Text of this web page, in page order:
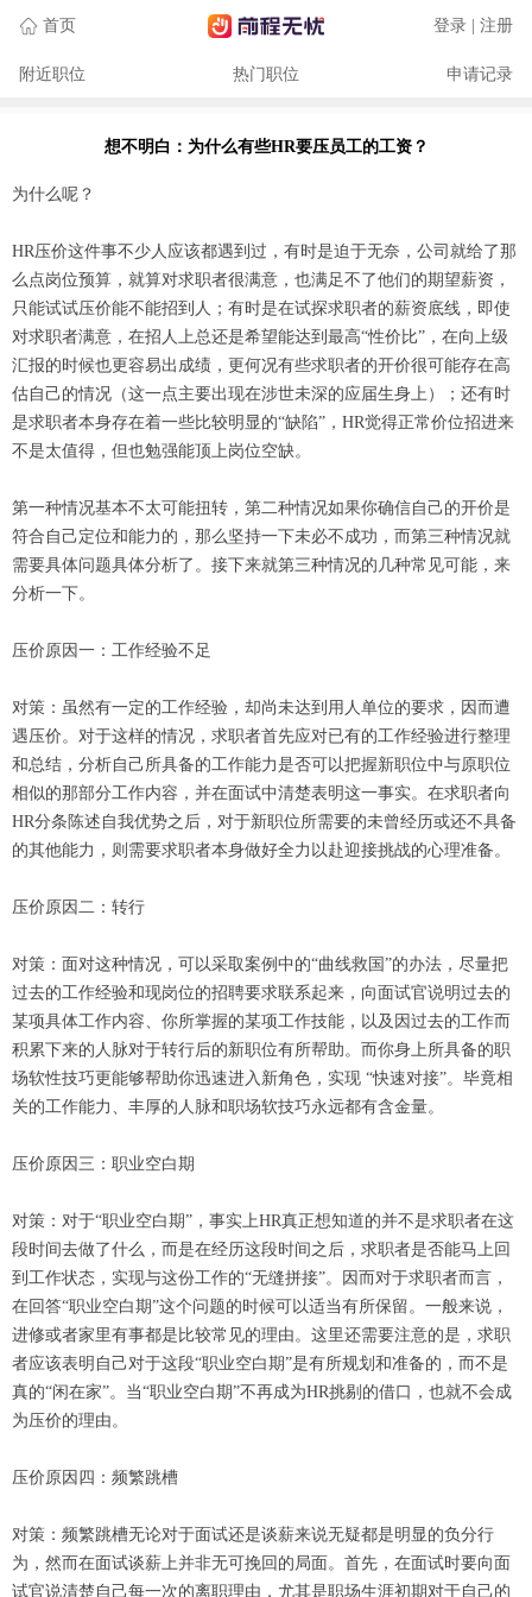
首页 登录 | 注册
附近职位 热门职位 申请记录
想不明白：为什么有些HR要压员工的工资？
为什么呢？
HR压价这件事不少人应该都遇到过，有时是迫于无奈，公司就给了那
么点岗位预算，就算对求职者很满意，也满足不了他们的期望薪资，
只能试试压价能不能招到人；有时是在试探求职者的薪资底线，即使
对求职者满意，在招人上总还是希望能达到最高“性价比”，在向上级
汇报的时候也更容易出成绩，更何况有些求职者的开价很可能存在高
估自己的情况（这一点主要出现在涉世未深的应届生身上）；还有时
是求职者本身存在着一些比较明显的“缺陷”，HR觉得正常价位招进来
不是太值得，但也勉强能顶上岗位空缺。
第一种情况基本不太可能扭转，第二种情况如果你确信自己的开价是
符合自己定位和能力的，那么坚持一下未必不成功，而第三种情况就
需要具体问题具体分析了。接下来就第三种情况的几种常见可能，来
分析一下。
压价原因一：工作经验不足
对策：虽然有一定的工作经验，却尚未达到用人单位的要求，因而遭
遇压价。对于这样的情况，求职者首先应对已有的工作经验进行整理
和总结，分析自己所具备的工作能力是否可以把握新职位中与原职位
相似的那部分工作内容，并在面试中清楚表明这一事实。在求职者向
HR分条陈述自我优势之后，对于新职位所需要的未曾经历或还不具备
的其他能力，则需要求职者本身做好全力以赴迎接挑战的心理准备。
压价原因二：转行
对策：面对这种情况，可以采取案例中的“曲线救国”的办法，尽量把
过去的工作经验和现岗位的招聘要求联系起来，向面试官说明过去的
某项具体工作内容、你所掌握的某项工作技能，以及因过去的工作而
积累下来的人脉对于转行后的新职位有所帮助。而你身上所具备的职
场软性技巧更能够帮助你迅速进入新角色，实现 “快速对接”。毕竟相
关的工作能力、丰厚的人脉和职场软技巧永远都有含金量。
压价原因三：职业空白期
对策：对于“职业空白期”，事实上HR真正想知道的并不是求职者在这
段时间去做了什么，而是在经历这段时间之后，求职者是否能马上回
到工作状态，实现与这份工作的“无缝拼接”。因而对于求职者而言，
在回答“职业空白期”这个问题的时候可以适当有所保留。一般来说，
进修或者家里有事都是比较常见的理由。这里还需要注意的是，求职
者应该表明自己对于这段“职业空白期”是有所规划和准备的，而不是
真的“闲在家”。当“职业空白期”不再成为HR挑剔的借口，也就不会成
为压价的理由。
压价原因四：频繁跳槽
对策：频繁跳槽无论对于面试还是谈薪来说无疑都是明显的负分行
为，然而在面试谈薪上并非无可挽回的局面。首先，在面试时要向面
试官说清楚自己每一次的离职理由，尤其是职场生涯初期对于自己的